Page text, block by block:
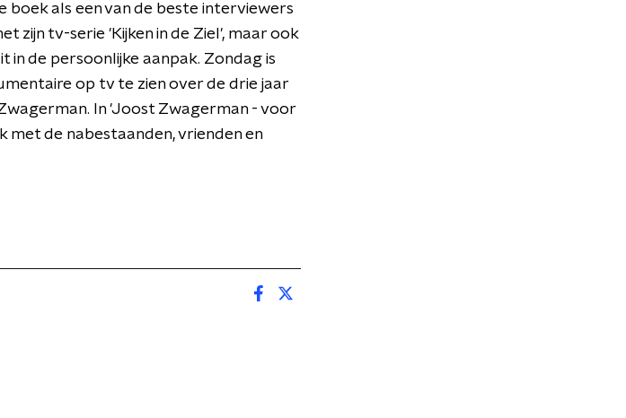
boek als een van de beste interviewers
zijn tv-serie 'Kijken in de Ziel', maar ook
in de persoonlijke aanpak. Zondag is
op tv te zien over de drie jaar
In 'Joost Zwagerman - voor
de nabestaanden, vrienden en